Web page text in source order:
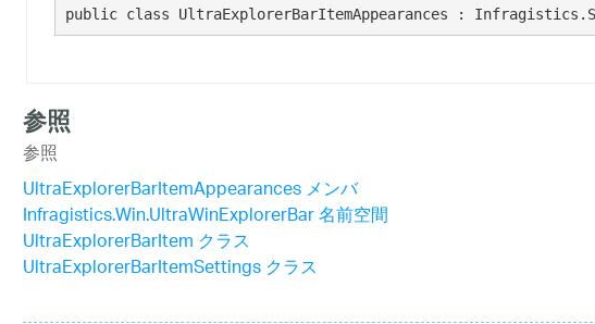
public class UltraExplorerBarItemAppearances :
参照
参照
UltraExplorerBarItemAppearances メンバ
Infragistics.Win.UltraWinExplorerBar 名前空間
UltraExplorerBarItem クラス
UltraExplorerBarItemSettings クラス